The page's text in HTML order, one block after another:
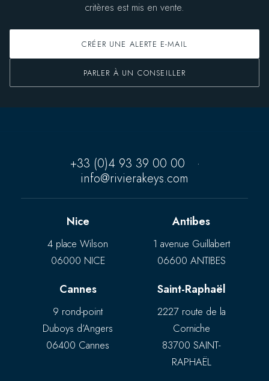
critères est mis en vente.
CRÉER UNE ALERTE E-MAIL
PARLER À UN CONSEILLER
+33 (0)4 93 39 00 00
·
info@rivierakeys.com
Nice
4 place Wilson
06000 NICE
Antibes
1 avenue Guillabert
06600 ANTIBES
Cannes
9 rond-point
Duboys d’Angers
06400 Cannes
Saint-Raphaël
2227 route de la
Corniche
83700 SAINT-
RAPHAËL